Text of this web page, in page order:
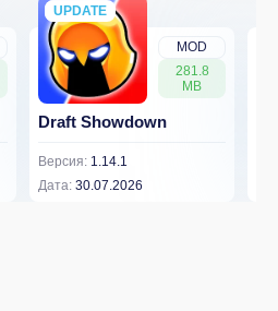
MOD
281.8
MB
UPDATE
NEW
Draft Showdown
Версия: 1.14.1
Дата: 30.07.2026